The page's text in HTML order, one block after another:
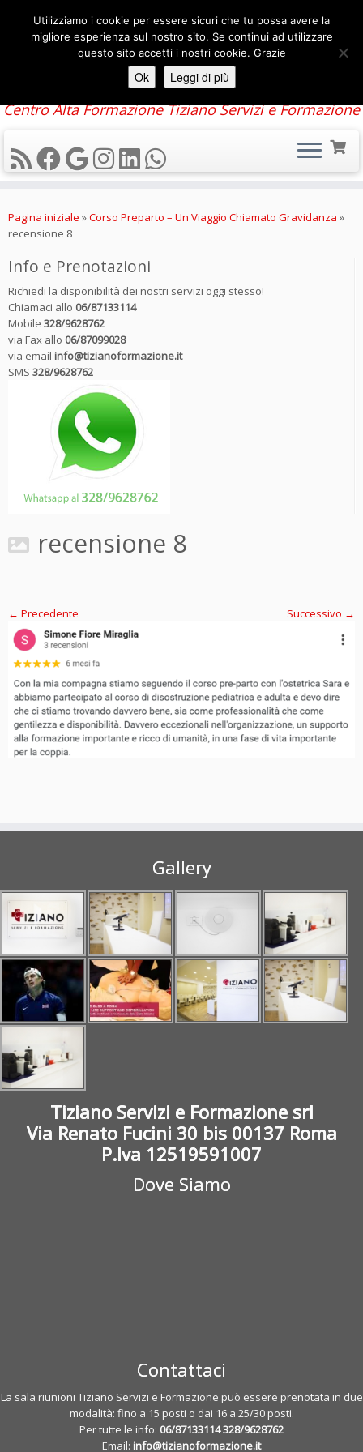
contenuto
Centro Alta Formazione Tiziano Servizi e Formazione
Pagina iniziale »Corso Preparto – Un Viaggio Chiamato Gravidanza »
recensione 8
Info e Prenotazioni
Richiedi la disponibilità dei nostri servizi oggi stesso!
Chiamaci allo 06/87133114
Mobile 328/9628762
via Fax allo 06/87099028
via email info@tizianoformazione.it
SMS 328/9628762
recensione 8
← Precedente Successivo →
Gallery
Tiziano Servizi e Formazione srl
Via Renato Fucini 30 bis 00137 Roma
P.Iva 12519591007
Dove Siamo
Contattaci
La sala riunioni Tiziano Servizi e Formazione può essere prenotata in due
modalità: fino a 15 posti o dai 16 a 25/30 posti.
Per tutte le info: 06/87133114328/9628762
Email: info@tizianoformazione.it
Utilizziamo i cookie per essere sicuri che tu possa avere la
migliore esperienza sul nostro sito. Se continui ad utilizzare
questo sito accetti i nostri cookie. Grazie
Ok Leggi di più